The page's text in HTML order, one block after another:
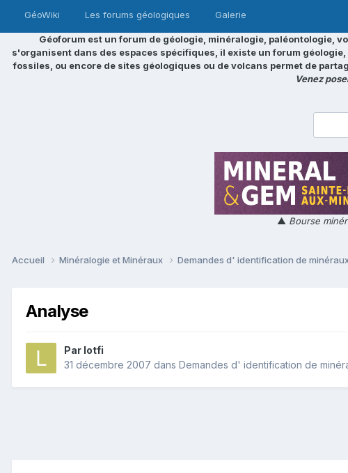
GéoWiki Les forums géologiques Galerie
Géoforum est un forum de géologie, minéralogie, paléontologie,
s'organisent dans des espaces spécifiques, il existe un forum
fossiles, ou encore de sites géologiques ou de volcans permet de
Venez
▲ Bourse
Accueil Minéralogie et Minéraux Demandes d' identification de
Analyse
Par lotfi
31 décembre 2007 dans Demandes d' identification de